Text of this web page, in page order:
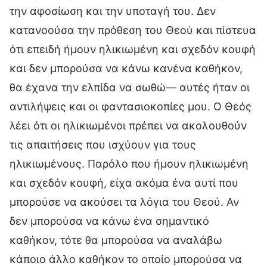
την αφοσίωση και την υποταγή του. Δεν
κατανοούσα την πρόθεση του Θεού και πίστευα
ότι επειδή ήμουν ηλικιωμένη και σχεδόν κουφή
και δεν μπορούσα να κάνω κανένα καθήκον,
θα έχανα την ελπίδα να σωθώ— αυτές ήταν οι
αντιλήψεις και οι φαντασιοκοπίες μου. Ο Θεός
λέει ότι οι ηλικιωμένοι πρέπει να ακολουθούν
τις απαιτήσεις που ισχύουν για τους
ηλικιωμένους. Παρόλο που ήμουν ηλικιωμένη
και σχεδόν κουφή, είχα ακόμα ένα αυτί που
μπορούσε να ακούσει τα λόγια του Θεού. Αν
δεν μπορούσα να κάνω ένα σημαντικό
καθήκον, τότε θα μπορούσα να αναλάβω
κάποιο άλλο καθήκον το οποίο μπορούσα να